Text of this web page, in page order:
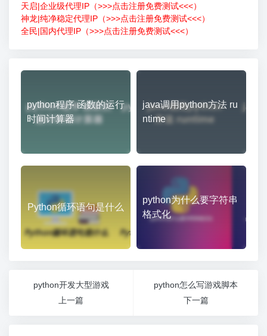
天启|企业级代理IP（>>>点击注册免费测试<<<）
神龙|纯净稳定代理IP（>>>点击注册免费测试<<<）
全民|国内代理IP（>>>点击注册免费测试<<<）
python程序 函数的运行
时间计算器
java调用python方法 ru
ntime
Python循环语句是什么
python为什么要字符串
格式化
python开发大型游戏
上一篇
python怎么写游戏脚本
下一篇